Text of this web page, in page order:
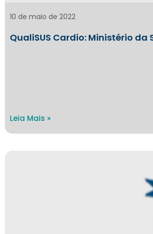
QualiSUS Cardio: Ministério
10 de maio de 2022
Leia Mais »